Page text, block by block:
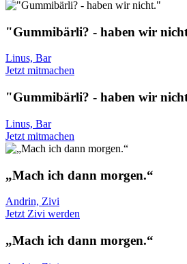
"Gummibärli? - haben wir
Linus, Bar
Jetzt mitmachen
"Gummibärli? - haben wir
Linus, Bar
Jetzt mitmachen
„Mach ich dann morgen.“
Andrin, Zivi
Jetzt Zivi werden
„Mach ich dann morgen.“